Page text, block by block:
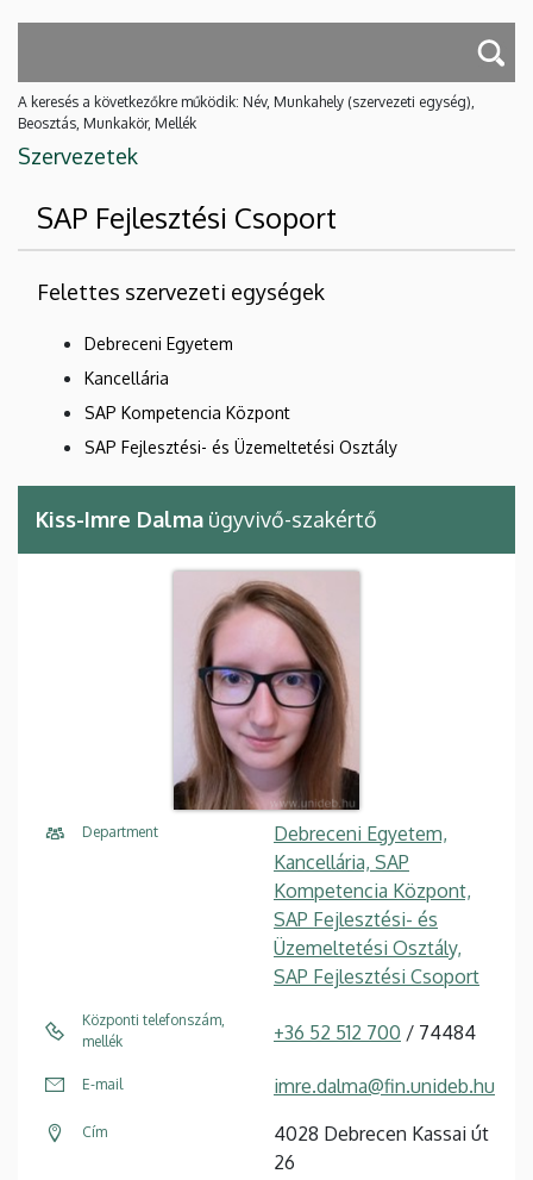
A keresés a következőkre működik: Név, Munkahely (szervezeti egység),
Beosztás, Munkakör, Mellék
Szervezetek
SAP Fejlesztési Csoport
Felettes szervezeti egységek
Debreceni Egyetem
Kancellária
SAP Kompetencia Központ
SAP Fejlesztési- és Üzemeltetési Osztály
Kiss-Imre Dalma ügyvivő-szakértő
Department
Debreceni Egyetem,
Kancellária, SAP
Kompetencia Központ,
SAP Fejlesztési- és
Üzemeltetési Osztály,
SAP Fejlesztési Csoport
Központi telefonszám,
mellék
+36 52 512 700 / 74484
E-mail imre.dalma@fin.unideb.hu
Cím
4028 Debrecen Kassai út
26